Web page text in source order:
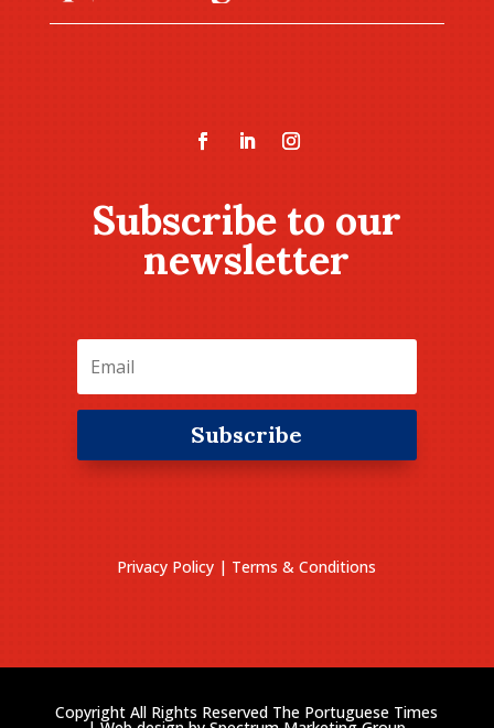
Subscribe to our
newsletter
Subscribe
Privacy Policy | Terms & Conditions
Copyright All Rights Reserved The Portuguese Times